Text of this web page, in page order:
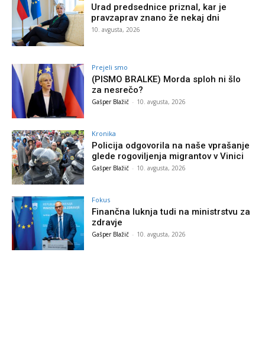
Urad predsednice priznal, kar je
pravzaprav znano že nekaj dni
10. avgusta, 2026
Prejeli smo
(PISMO BRALKE) Morda sploh ni šlo
za nesrečo?
Gašper Blažič - 10. avgusta, 2026
Kronika
Policija odgovorila na naše vprašanje
glede rogoviljenja migrantov v Vinici
Gašper Blažič - 10. avgusta, 2026
Fokus
Finančna luknja tudi na ministrstvu za
zdravje
Gašper Blažič - 10. avgusta, 2026